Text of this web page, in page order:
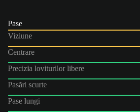
Pase
Viziune
Centrare
Precizia loviturilor libere
Pasări scurte
Pase lungi